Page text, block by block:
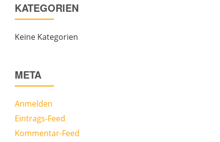
KATEGORIEN
Keine Kategorien
META
Anmelden
Eintrags-Feed
Kommentar-Feed